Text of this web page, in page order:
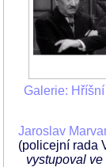
Galerie:
Jaroslav
(policejní rada
vystupoval